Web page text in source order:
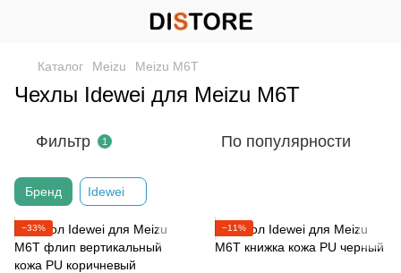
Каталог Meizu Meizu M6T
Чехлы Idewei для Meizu M6T
Фильтр 1 По популярности
Бренд Idewei
−33% −11%